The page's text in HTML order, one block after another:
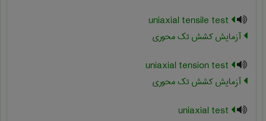
آزمایش کشش تک محوری
آزمایش کشش تک محوری